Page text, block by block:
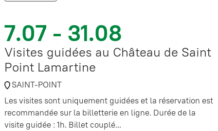
7.07 - 31.08
Visites guidées au Château de Saint
Point Lamartine
SAINT-POINT
Les visites sont uniquement guidées et la réservation est
recommandée sur la billetterie en ligne. Durée de la
visite guidée : 1h. Billet couplé...